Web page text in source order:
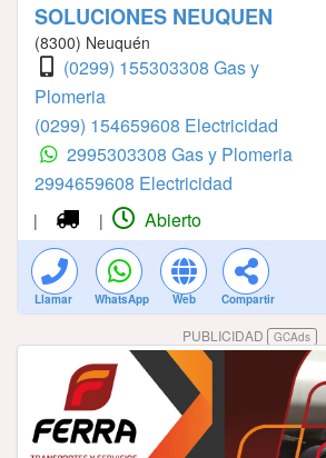
SOLUCIONES NEUQUEN
(8300) Neuquén
(0299) 155303308 Gas y
Plomeria
(0299) 154659608 Electricidad
2995303308 Gas y Plomeria
2994659608 Electricidad
| | Abierto
Llamar WhatsApp Web Compartir
PUBLICIDAD GCAds